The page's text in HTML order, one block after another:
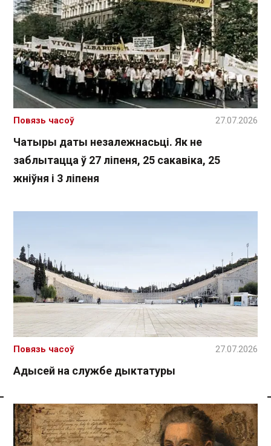
Спасылка без VPN
Чатыры даты незалежнасьці. Як не
заблытацца ў 27 ліпеня, 25 сакавіка, 25
жніўня і 3 ліпеня
Повязь часоў 27.07.2026
Адысей на службе дыктатуры
Повязь часоў 27.07.2026